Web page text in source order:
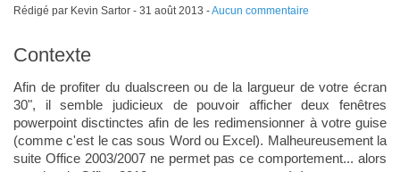
Rédigé par Kevin Sartor - 31 août 2013 -Aucun commentaire
Contexte
Afin de profiter du dualscreen ou de la largueur de votre écran
30", il semble judicieux de pouvoir afficher deux fenêtres
powerpoint disctinctes afin de les redimensionner à votre guise
(comme c'est le cas sous Word ou Excel). Malheureusement la
suite Office 2003/2007 ne permet pas ce comportement... alors